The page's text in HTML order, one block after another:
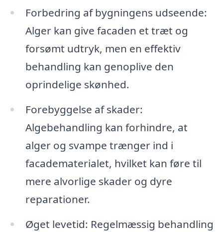
Forbedring af bygningens udseende:
Alger kan give facaden et træt og
forsømt udtryk, men en effektiv
behandling kan genoplive den
oprindelige skønhed.
Forebyggelse af skader:
Algebehandling kan forhindre, at
alger og svampe trænger ind i
facadematerialet, hvilket kan føre til
mere alvorlige skader og dyre
reparationer.
Øget levetid: Regelmæssig behandling